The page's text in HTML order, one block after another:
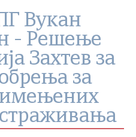
Вукан
- Решење
Захтев за
за